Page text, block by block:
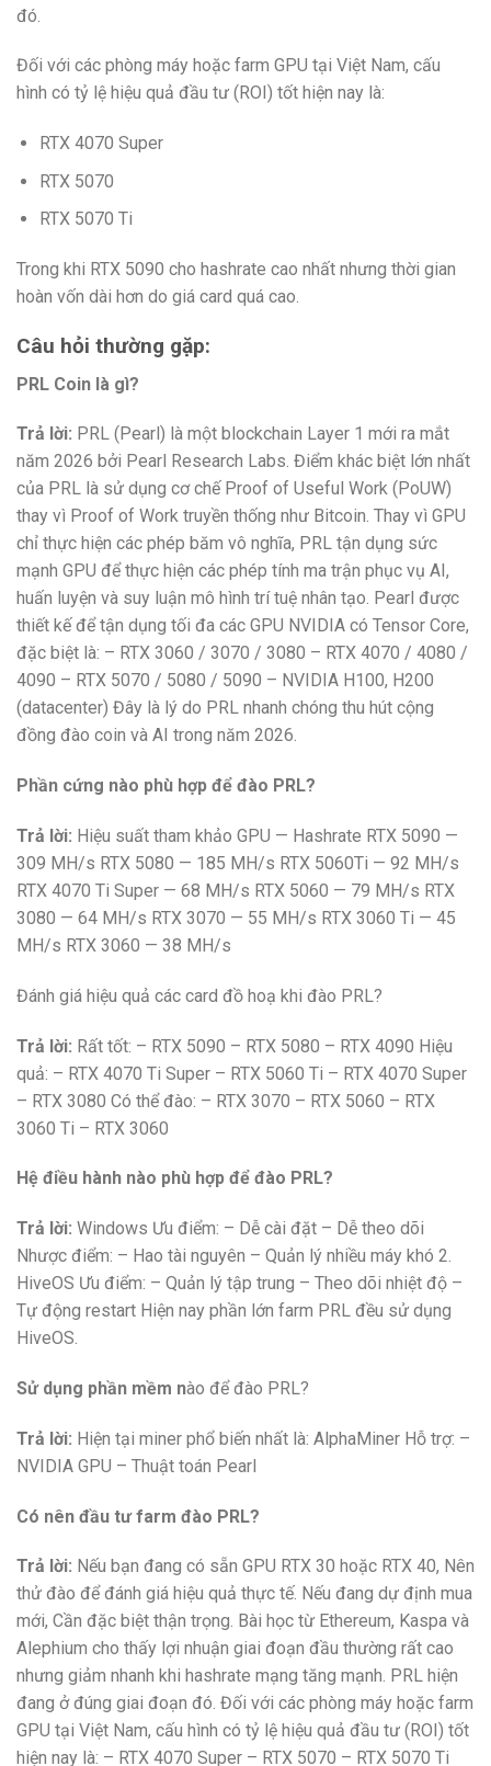
đó.
Đối với các phòng máy hoặc farm GPU tại Việt Nam, cấu
hình có tỷ lệ hiệu quả đầu tư (ROI) tốt hiện nay là:
RTX 4070 Super
RTX 5070
RTX 5070 Ti
Trong khi RTX 5090 cho hashrate cao nhất nhưng thời gian
hoàn vốn dài hơn do giá card quá cao.
Câu hỏi thường gặp:
PRL Coin là gì?
Trả lời: PRL (Pearl) là một blockchain Layer 1 mới ra mắt
năm 2026 bởi Pearl Research Labs. Điểm khác biệt lớn nhất
của PRL là sử dụng cơ chế Proof of Useful Work (PoUW)
thay vì Proof of Work truyền thống như Bitcoin. Thay vì GPU
chỉ thực hiện các phép băm vô nghĩa, PRL tận dụng sức
mạnh GPU để thực hiện các phép tính ma trận phục vụ AI,
huấn luyện và suy luận mô hình trí tuệ nhân tạo. Pearl được
thiết kế để tận dụng tối đa các GPU NVIDIA có Tensor Core,
đặc biệt là: – RTX 3060 / 3070 / 3080 – RTX 4070 / 4080 /
4090 – RTX 5070 / 5080 / 5090 – NVIDIA H100, H200
(datacenter) Đây là lý do PRL nhanh chóng thu hút cộng
đồng đào coin và AI trong năm 2026.
Phần cứng nào phù hợp để đào PRL?
Trả lời: Hiệu suất tham khảo GPU — Hashrate RTX 5090 —
309 MH/s RTX 5080 — 185 MH/s RTX 5060Ti — 92 MH/s
RTX 4070 Ti Super — 68 MH/s RTX 5060 — 79 MH/s RTX
3080 — 64 MH/s RTX 3070 — 55 MH/s RTX 3060 Ti — 45
MH/s RTX 3060 — 38 MH/s
Đánh giá hiệu quả các card đồ hoạ khi đào PRL?
Trả lời: Rất tốt: – RTX 5090 – RTX 5080 – RTX 4090 Hiệu
quả: – RTX 4070 Ti Super – RTX 5060 Ti – RTX 4070 Super
– RTX 3080 Có thể đào: – RTX 3070 – RTX 5060 – RTX
3060 Ti – RTX 3060
Hệ điều hành nào phù hợp để đào PRL?
Trả lời: Windows Ưu điểm: – Dễ cài đặt – Dễ theo dõi
Nhược điểm: – Hao tài nguyên – Quản lý nhiều máy khó 2.
HiveOS Ưu điểm: – Quản lý tập trung – Theo dõi nhiệt độ –
Tự động restart Hiện nay phần lớn farm PRL đều sử dụng
HiveOS.
Sử dụng phần mềm nào để đào PRL?
Trả lời: Hiện tại miner phổ biến nhất là: AlphaMiner Hỗ trợ: –
NVIDIA GPU – Thuật toán Pearl
Có nên đầu tư farm đào PRL?
Trả lời: Nếu bạn đang có sẵn GPU RTX 30 hoặc RTX 40, Nên
thử đào để đánh giá hiệu quả thực tế. Nếu đang dự định mua
mới, Cần đặc biệt thận trọng. Bài học từ Ethereum, Kaspa và
Alephium cho thấy lợi nhuận giai đoạn đầu thường rất cao
nhưng giảm nhanh khi hashrate mạng tăng mạnh. PRL hiện
đang ở đúng giai đoạn đó. Đối với các phòng máy hoặc farm
GPU tại Việt Nam, cấu hình có tỷ lệ hiệu quả đầu tư (ROI) tốt
hiện nay là: – RTX 4070 Super – RTX 5070 – RTX 5070 Ti